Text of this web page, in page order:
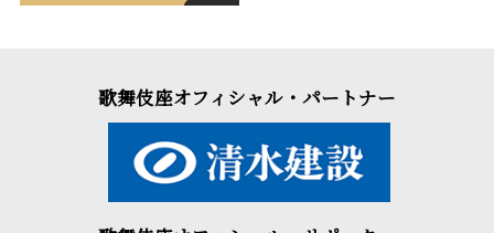
歌舞伎座オフィシャル・パートナー